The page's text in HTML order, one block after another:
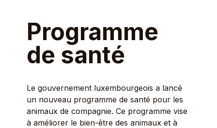
Programme
de santé
Le gouvernement luxembourgeois a lancé
un nouveau programme de santé pour les
animaux de compagnie. Ce programme vise
à améliorer le bien-être des animaux et à